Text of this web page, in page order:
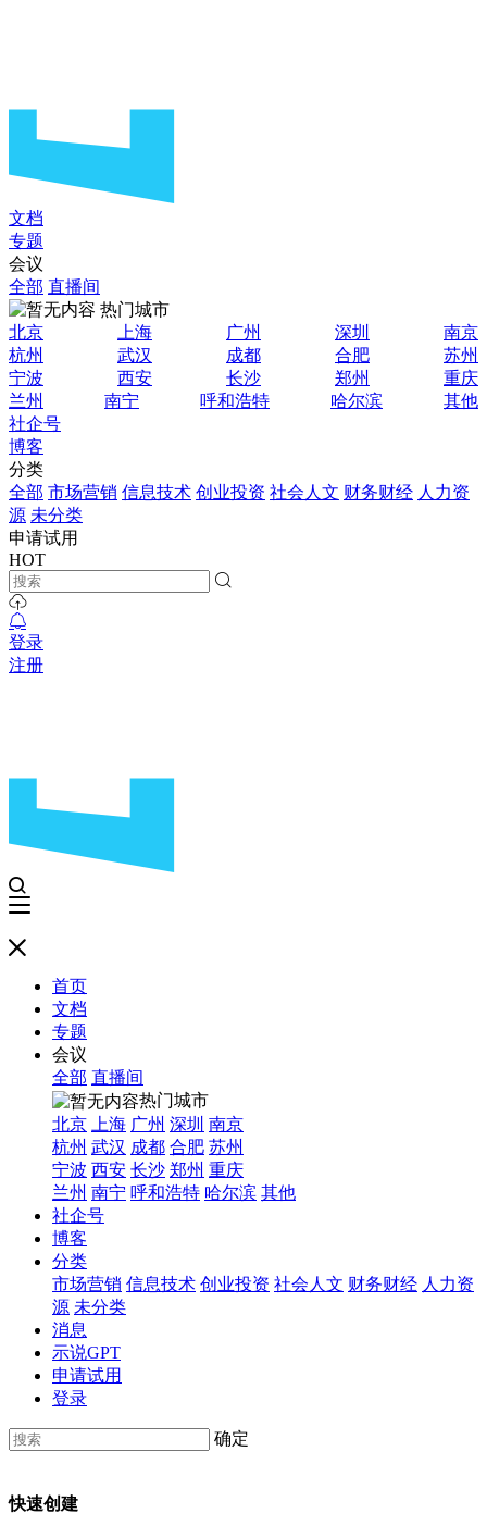
文档
专题
会议
全部 直播间
热门城市
北京
上海 广州 深圳
南京
杭州
武汉 成都 合肥
苏州
宁波
西安 长沙 郑州
重庆
兰州
南宁 呼和浩特 哈尔滨
其他
社企号
博客
分类
全部 市场营销 信息技术 创业投资 社会人文 财务财经 人力资
源 未分类
申请试用
HOT
登录
注册
首页
文档
专题
会议
全部 直播间
热门城市
北京
上海 广州 深圳 南京
杭州 武汉 成都 合肥 苏州
宁波 西安 长沙 郑州 重庆
兰州 南宁 呼和浩特 哈尔滨 其他
社企号
博客
分类
市场营销 信息技术 创业投资 社会人文 财务财经 人力资
源 未分类
消息
示说GPT
申请试用
登录
确定
快速创建